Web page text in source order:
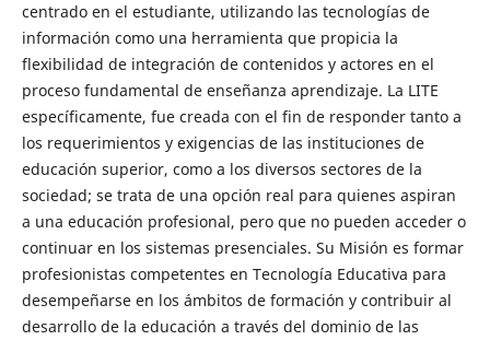
centrado en el estudiante, utilizando las tecnologías de
información como una herramienta que propicia la
flexibilidad de integración de contenidos y actores en el
proceso fundamental de enseñanza aprendizaje. La LITE
específicamente, fue creada con el fin de responder tanto a
los requerimientos y exigencias de las instituciones de
educación superior, como a los diversos sectores de la
sociedad; se trata de una opción real para quienes aspiran
a una educación profesional, pero que no pueden acceder o
continuar en los sistemas presenciales. Su Misión es formar
profesionistas competentes en Tecnología Educativa para
desempeñarse en los ámbitos de formación y contribuir al
desarrollo de la educación a través del dominio de las